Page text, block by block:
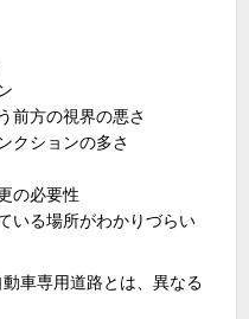
前方の視界の悪さ
クションの多さ
の必要性
いる場所がわかりづらい
車専用道路とは、異なる